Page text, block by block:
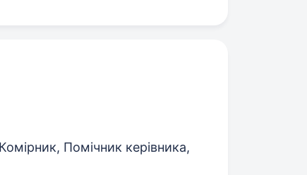
Помічник керівника,